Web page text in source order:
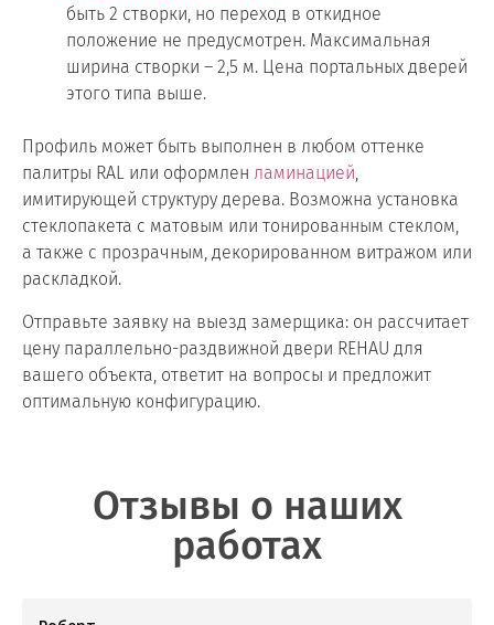
быть 2 створки, но переход в откидное
положение не предусмотрен. Максимальная
ширина створки – 2,5 м. Цена портальных дверей
этого типа выше.
Профиль может быть выполнен в любом оттенке
палитры RAL или оформлен ламинацией,
имитирующей структуру дерева. Возможна установка
стеклопакета с матовым или тонированным стеклом,
а также с прозрачным, декорированном витражом или
раскладкой.
Отправьте заявку на выезд замерщика: он рассчитает
цену параллельно-раздвижной двери REHAU для
вашего объекта, ответит на вопросы и предложит
оптимальную конфигурацию.
Отзывы о наших
работах